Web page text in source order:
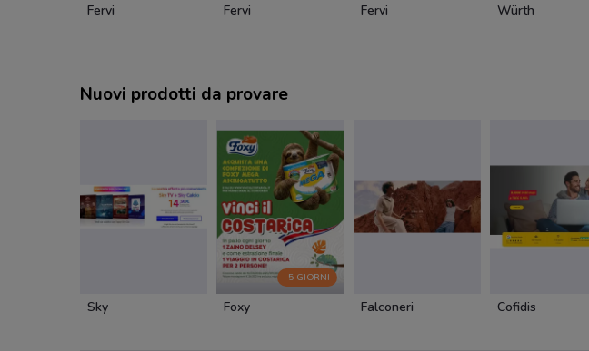
Fervi Fervi Fervi Würth
Nuovi prodotti da provare
Sky
-5 GIORNI
Foxy Falconeri Cofidis